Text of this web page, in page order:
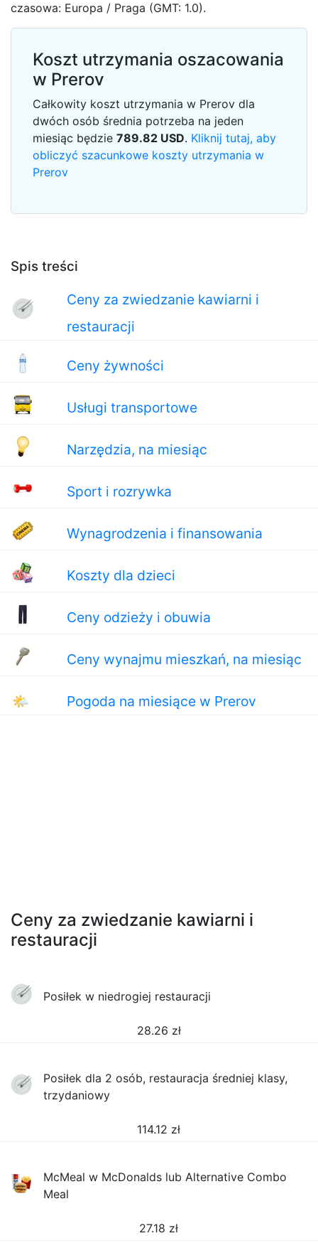
Spis treści
Ceny za zwiedzanie kawiarni i
restauracji
Ceny żywności
Usługi transportowe
Narzędzia, na miesiąc
Sport i rozrywka
Wynagrodzenia i finansowania
Koszty dla dzieci
Ceny odzieży i obuwia
Ceny wynajmu mieszkań, na miesiąc
🌤 Pogoda na miesiące w Prerov
czasowa: Europa / Praga (GMT: 1.0).
Koszt utrzymania oszacowania
w Prerov
Całkowity koszt utrzymania w Prerov dla
dwóch osób średnia potrzeba na jeden
miesiąc będzie 789.82 USD. Kliknij tutaj, aby
obliczyć szacunkowe koszty utrzymania w
Prerov
Ceny za zwiedzanie kawiarni i
restauracji
Posiłek w niedrogiej restauracji
28.26 zł
Posiłek dla 2 osób, restauracja średniej klasy,
trzydaniowy
114.12 zł
McMeal w McDonalds lub Alternative Combo
Meal
27.18 zł